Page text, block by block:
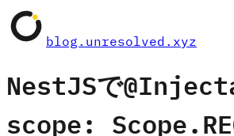
blog.unresolved.xyz
NestJSで
scope: